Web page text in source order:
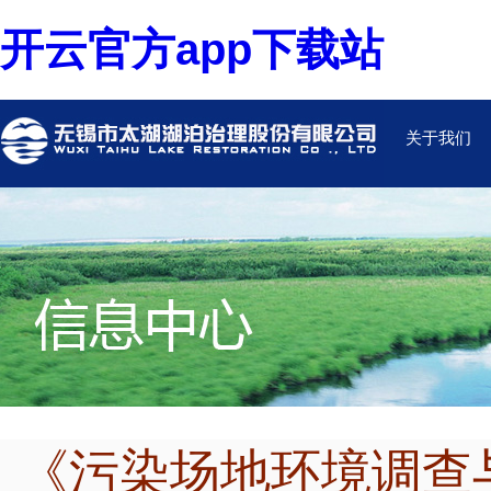
开云官方app下载站
关于我们
《污染场地环境调